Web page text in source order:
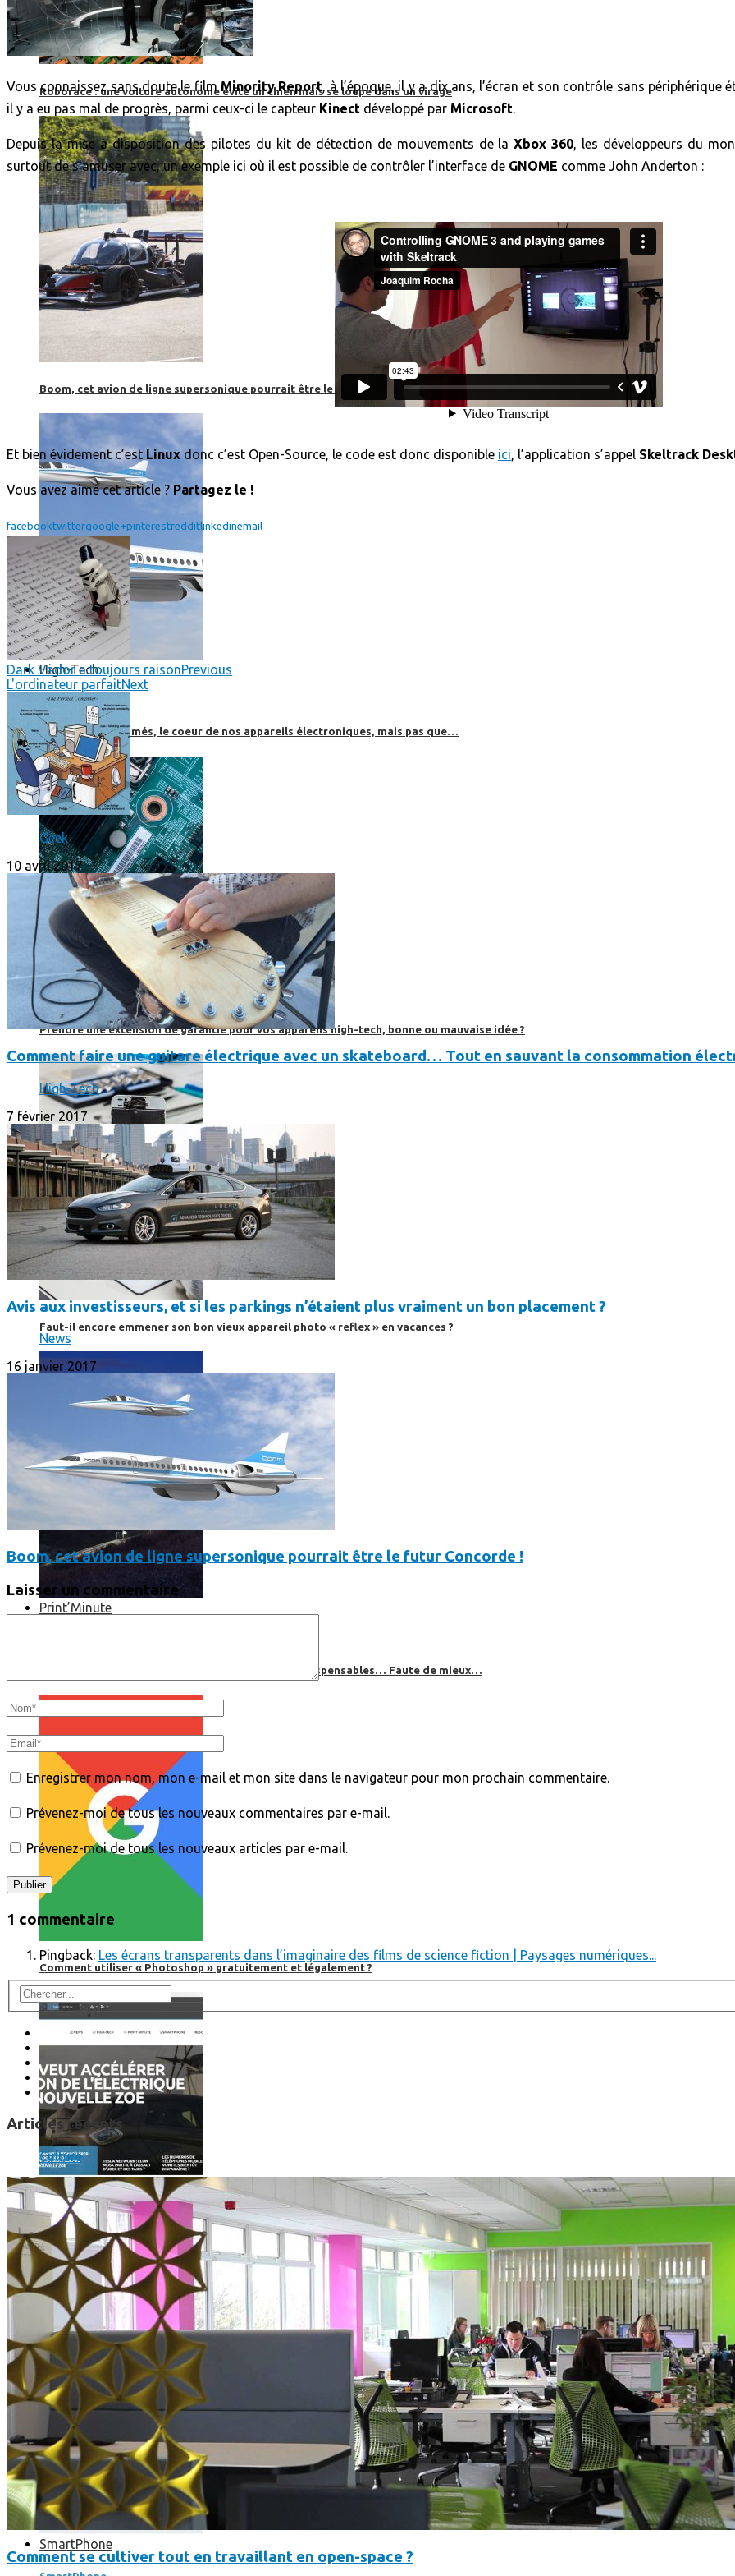
Roborace : une voiture autonome évite un chien mais se loupe dans un virage
Boom, cet avion de ligne supersonique pourrait être le futur Concorde !
High-Tech
High-Tech
Les circuits imprimés, le coeur de nos appareils électroniques, mais pas que…
Prendre une extension de garantie pour vos appareils high-tech, bonne ou mauvaise idée ?
Faut-il encore emmener son bon vieux appareil photo « reflex » en vacances ?
Print’Minute
Pourquoi les outils de Google sont-ils devenus indispensables… Faute de mieux…
Comment utiliser « Photoshop » gratuitement et légalement ?
Où en sont les forfaits mobiles pour les pros ?
SmartPhone
Vous connaissez sans doute le filmMinority Report, à l’époque, il y a dix ans, l’écran et son contrôle sans périphérique
il y a eu pas mal de progrès, parmi ceux-ci le capteur Kinect développé par Microsoft.
Depuis la mise à disposition des pilotes du kit de détection de mouvements de laXbox 360, les développeurs du
surtout de s’amuser avec, un exemple ici où il est possible de contrôler l’interface de GNOME comme John Anderton :
Et bien évidement c’est Linuxdonc c’est Open-Source, le code est donc disponible ici, l’application s’appel Skeltrack
Vous avez aimé cet article ? Partagez le !
facebooktwittergoogle+pinterestredditlinkedinemail
Dark Vador a toujours raisonPrevious
L'ordinateur parfaitNext
Geek
10 avril 2017
Comment faire une guitare électrique avec un skateboard… Tout en sauvant la consommation
High-Tech
7 février 2017
Avis aux investisseurs, et si les parkings n’étaient plus vraiment un bon placement ?
News
16 janvier 2017
Boom, cet avion de ligne supersonique pourrait être le futur Concorde !
Laisser un commentaire
Enregistrer mon nom, mon e-mail et mon site dans le navigateur pour mon prochain commentaire.
Prévenez-moi de tous les nouveaux commentaires par e-mail.
Prévenez-moi de tous les nouveaux articles par e-mail.
1 commentaire
Pingback: Les écrans transparents dans l’imaginaire des films de science fiction | Paysages numériques...
Articles récents
Culture
Comment se cultiver tout en travaillant en open-space ?